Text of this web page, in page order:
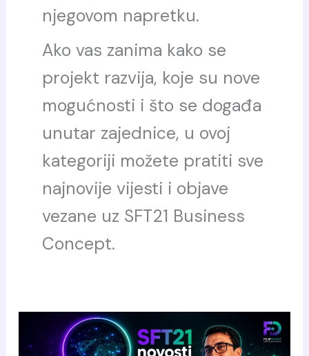
njegovom napretku.
Ako vas zanima kako se
projekt razvija, koje su nove
mogućnosti i što se događa
unutar zajednice, u ovoj
kategoriji možete pratiti sve
najnovije vijesti i objave
vezane uz SFT21 Business
Concept.